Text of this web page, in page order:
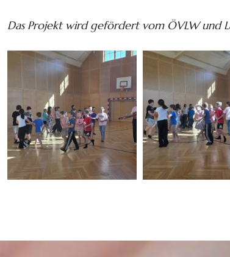
Das Projekt wird gefördert vom ÖVLW und